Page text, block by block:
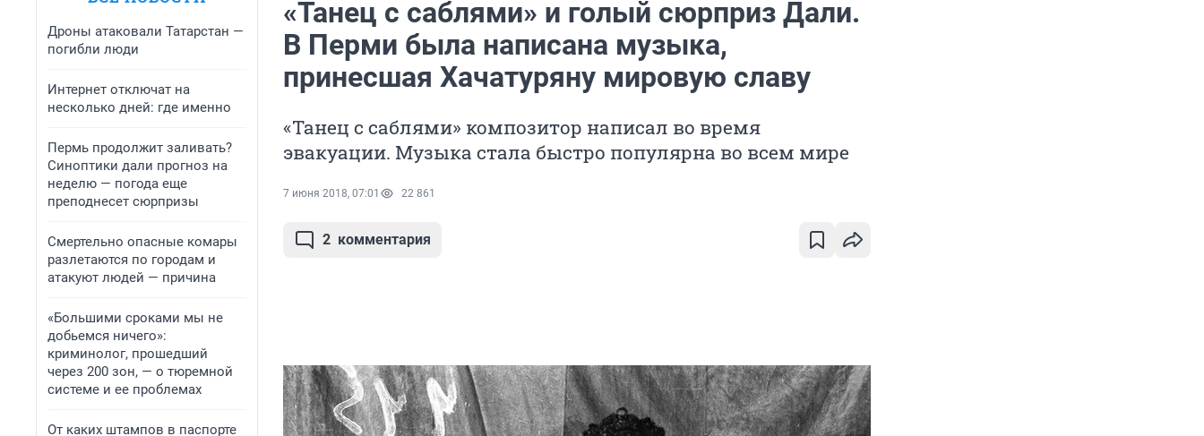
Дроны атаковали Татарстан —
погибли люди
Интернет отключат на
несколько дней: где именно
Пермь продолжит заливать?
Синоптики дали прогноз на
неделю — погода еще
преподнесет сюрпризы
Смертельно опасные комары
разлетаются по городам и
атакуют людей — причина
«Большими сроками мы не
добьемся ничего»:
криминолог, прошедший
через 200 зон, — о тюремной
системе и ее проблемах
От каких штампов в паспорте
«Танец с саблями» и голый сюрприз Дали.
В Перми была написана музыка,
принесшая Хачатуряну мировую славу
«Танец с саблями» композитор написал во время
эвакуации. Музыка стала быстро популярна во всем мире
7 июня 2018, 07:01 22 861
2 комментария